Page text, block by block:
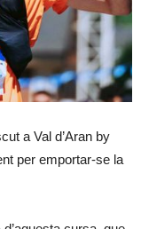
a Val d’Aran by
per emportar-se la